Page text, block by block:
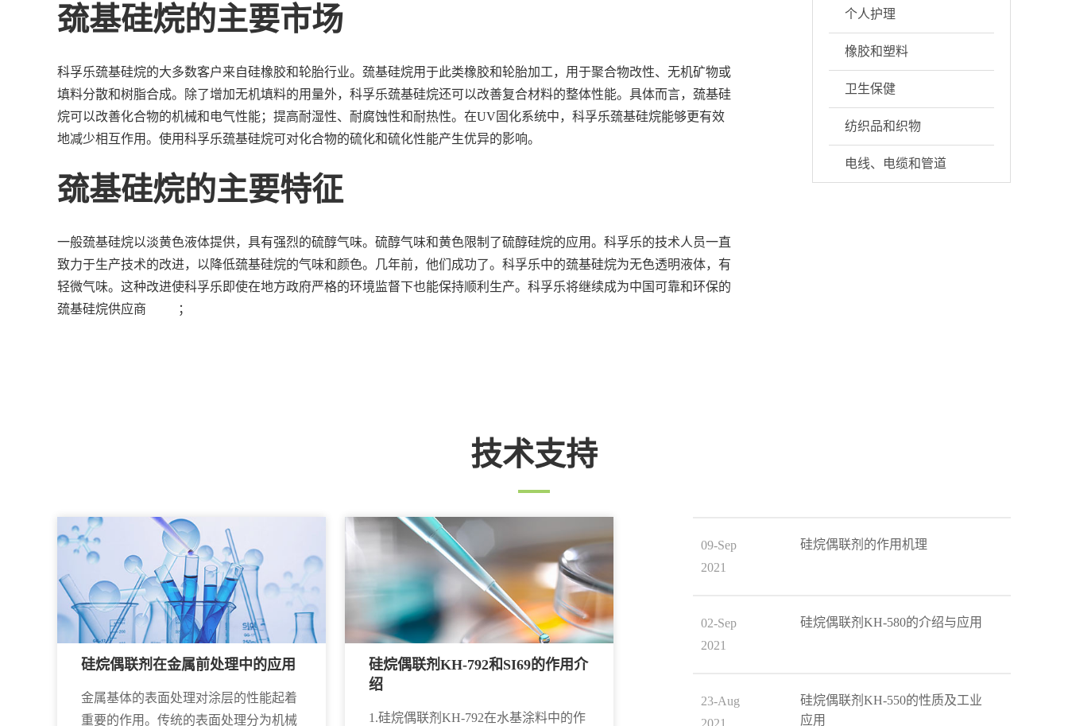
巯基硅烷的主要市场
科孚乐巯基硅烷的大多数客户来自硅橡胶和轮胎行业。巯基硅烷用于此类橡胶和轮胎加工，用于聚合物改性、无机矿物或
填料分散和树脂合成。除了增加无机填料的用量外，科孚乐巯基硅烷还可以改善复合材料的整体性能。具体而言，巯基硅
烷可以改善化合物的机械和电气性能；提高耐湿性、耐腐蚀性和耐热性。在UV固化系统中，科孚乐巯基硅烷能够更有效
地减少相互作用。使用科孚乐巯基硅烷可对化合物的硫化和硫化性能产生优异的影响。
巯基硅烷的主要特征
一般巯基硅烷以淡黄色液体提供，具有强烈的硫醇气味。硫醇气味和黄色限制了硫醇硅烷的应用。科孚乐的技术人员一直
致力于生产技术的改进，以降低巯基硅烷的气味和颜色。几年前，他们成功了。科孚乐中的巯基硅烷为无色透明液体，有
轻微气味。这种改进使科孚乐即使在地方政府严格的环境监督下也能保持顺利生产。科孚乐将继续成为中国可靠和环保的
巯基硅烷供应商 ；
个人护理
橡胶和塑料
卫生保健
纺织品和织物
电线、电缆和管道
技术支持
硅烷偶联剂在金属前处理中的应用
金属基体的表面处理对涂层的性能起着
重要的作用。传统的表面处理分为机械
硅烷偶联剂KH-792和SI69的作用介
绍
1.硅烷偶联剂KH-792在水基涂料中的作
09-Sep
2021
硅烷偶联剂的作用机理
02-Sep
2021
硅烷偶联剂KH-580的介绍与应用
23-Aug
2021
硅烷偶联剂KH-550的性质及工业
应用